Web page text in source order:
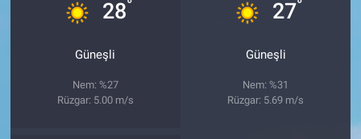
28°
Güneşli
Nem: %27
Rüzgar: 5.00 m/s
27°
Güneşli
Nem: %31
Rüzgar: 5.69 m/s